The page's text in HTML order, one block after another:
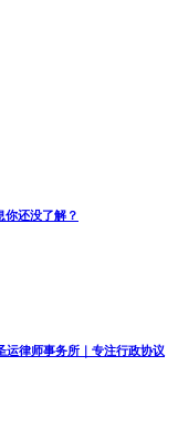
你还没了解？
运律师事务所｜专注行政协议